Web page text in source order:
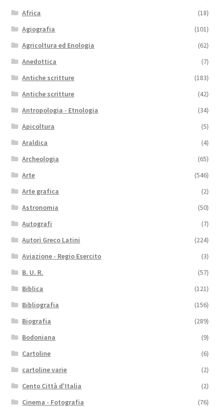
Africa
(18)
Agiografia
(101)
Agricoltura ed Enologia
(62)
Anedottica
(7)
Antiche scritture
(183)
Antiche scritture
(42)
Antropologia - Etnologia
(34)
Apicoltura
(5)
Araldica
(4)
Archeologia
(65)
Arte
(546)
Arte grafica
(2)
Astronomia
(50)
Autografi
(7)
Autori Greco Latini
(224)
Aviazione - Regio Esercito
(3)
B. U. R.
(57)
Biblica
(121)
Bibliografia
(156)
Biografia
(289)
Bodoniana
(9)
Cartoline
(6)
cartoline varie
(2)
Cento Città d'Italia
(2)
Cinema - Fotografia
(76)